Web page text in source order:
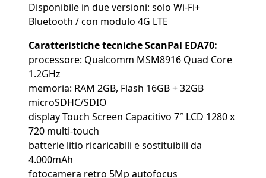
Disponibile in due versioni: solo Wi-Fi+
Bluetooth / con modulo 4G LTE
Caratteristiche tecniche ScanPal EDA70:
processore: Qualcomm MSM8916 Quad Core
1.2GHz
memoria: RAM 2GB, Flash 16GB + 32GB
microSDHC/SDIO
display Touch Screen Capacitivo 7″ LCD 1280 x
720 multi-touch
batterie litio ricaricabili e sostituibili da
4.000mAh
fotocamera retro 5Mp autofocus